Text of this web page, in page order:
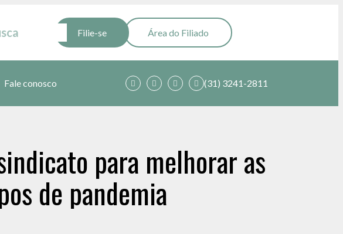
Filie-se Área do Filiado
Fale conosco (31) 3241-2811
para melhorar as
de pandemia